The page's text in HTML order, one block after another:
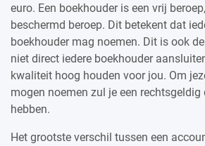
euro. Een boekhouder is een vrij
beschermd beroep. Dit betekent dat
boekhouder mag noemen. Dit is ook
niet direct iedere boekhouder
kwaliteit hoog houden voor jou. Om
mogen noemen zul je een
hebben.
Het grootste verschil tussen een